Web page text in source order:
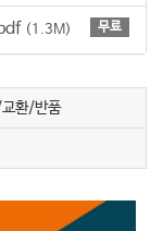
(1.3M) 무료
환/반품